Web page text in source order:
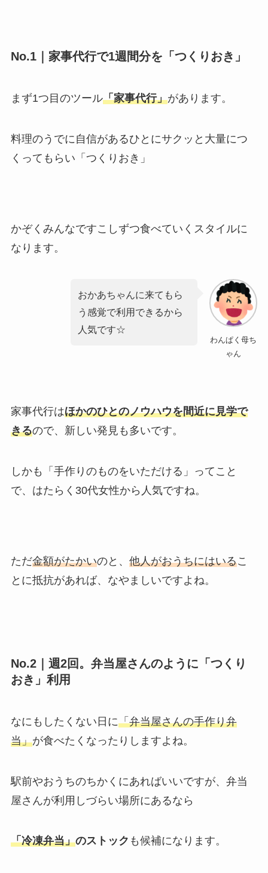
No.1｜家事代行で1週間分を「つくりおき」
まず1つ目のツール「家事代行」があります。
料理のうでに自信があるひとにサクッと大量につ
くってもらい「つくりおき」
かぞくみんなですこしずつ食べていくスタイルに
なります。
わんぱく母ち
ゃん
おかあちゃんに来てもら
う感覚で利用できるから
人気です☆
家事代行はほかのひとのノウハウを間近に見学で
きるので、新しい発見も多いです。
しかも「手作りのものをいただける」ってこと
で、はたらく30代女性から人気ですね。
ただ金額がたかいのと、 他人がおうちにはいるこ
とに抵抗があれば、なやましいですよね。
No.2｜週2回。弁当屋さんのように「つくり
おき」利用
なにもしたくない日に「弁当屋さんの手作り弁
当」が食べたくなったりしますよね。
駅前やおうちのちかくにあればいいですが、 弁当
屋さんが利用しづらい場所にあるなら
「冷凍弁当」のストック も候補になります。